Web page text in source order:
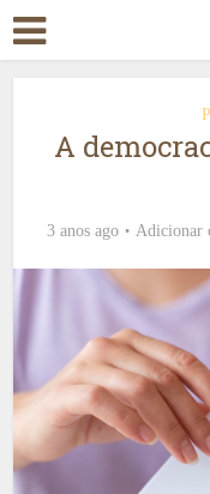
A
3 anos ago Adicionar